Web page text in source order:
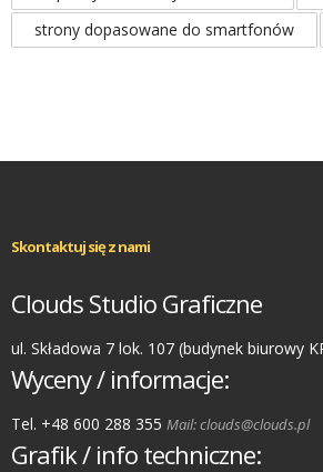
strony dopasowane do smartfonów
Skontaktuj się z nami
Clouds Studio Graficzne
ul. Składowa 7 lok. 107 (budynek biurowy
Wyceny / informacje:
Tel. +48 600 288 355 Mail: clouds@clouds.pl
Grafik / info techniczne: